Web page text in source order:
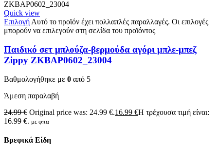
Quick view
ΕπιλογήΑυτό το προϊόν έχει πολλαπλές παραλλαγές. Οι επιλογές
μπορούν να επιλεγούν στη σελίδα του προϊόντος
Παιδικό σετ μπλούζα-βερμούδα αγόρι μπλε-μπεζ
Zippy ZKBAP0602_23004
Βαθμολογήθηκε με 0 από 5
Άμεση παραλαβή
24.99€ Original price was: 24.99 €.16.99 €Η τρέχουσα τιμή είναι:
16.99 €. με φπα
Βρεφικά Είδη